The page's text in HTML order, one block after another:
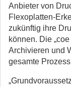
Anbieter von
Flexoplatten-
zukünftig ihre
können. Die
Archivieren und
gesamte